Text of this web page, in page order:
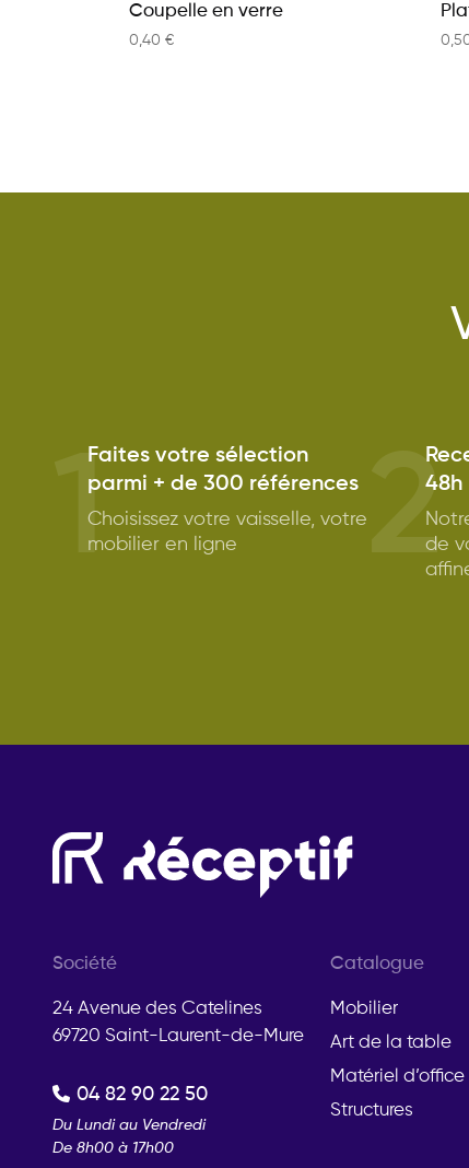
Coupelle en verre
0,40 €
1
Faites votre sélection
parmi + de 300 références
Choisissez votre vaisselle, votre
mobilier en ligne
2
48h
de
Société
24 Avenue des Catelines
69720 Saint-Laurent-de-Mure
04 82 90 22 50
Du Lundi au Vendredi
De 8h00 à 17h00
Catalogue
Mobilier
Art de la table
Matériel d’office
Structures